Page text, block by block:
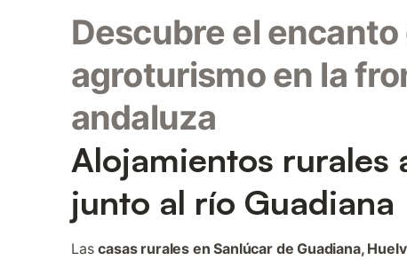
Descubre el encanto
agroturismo en la
andaluza
Alojamientos rurales
junto al río Guadiana
Lascasas rurales en Sanlúcar de Guadiana,